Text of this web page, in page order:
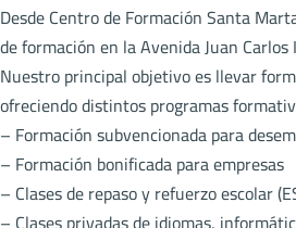
Desde Centro de Formación Santa
de formación en la Avenida Juan
Nuestro principal objetivo es llevar
ofreciendo distintos programas
– Formación subvencionada para
– Formación bonificada para empresas
– Clases de repaso y refuerzo escolar